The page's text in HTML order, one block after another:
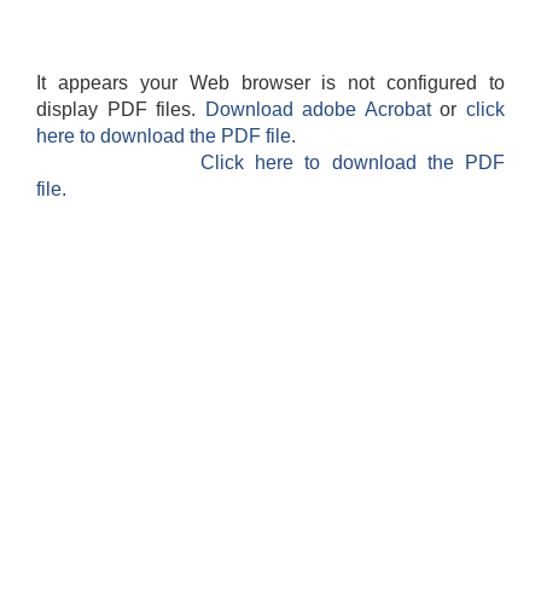
It appears your Web browser is not configured to
display PDF files.
Download adobe Acrobatorclick
here to download the PDF file.
Click here to download the PDF
file.